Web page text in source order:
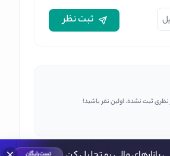
ثبت نظر
ثبت نشده. اولین نفر باشید!